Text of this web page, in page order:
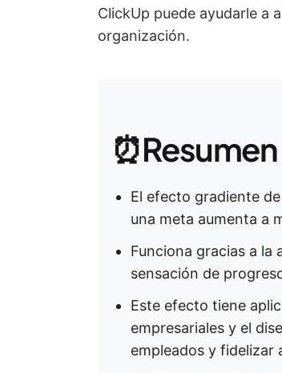
ClickUp puede ayudarle a
organización.
El efecto gradiente
una meta aumenta a
Funciona gracias a la
sensación de
Este efecto tiene
empresariales y el
empleados y fidelizar